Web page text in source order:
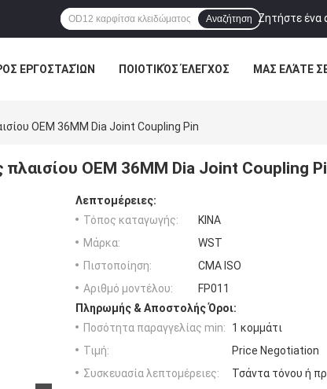
Ζητήστε ένα
Αναζήτηση
ΕΡΓΟΣΤΑΣΊΩΝ ΠΟΙΟΤΙΚΌΣ ΈΛΕΓΧΟΣ ΜΑΣ ΕΛΆΤΕ
OEM 36MM Dia Joint Coupling Pin
OEM 36MM Dia Joint Coupling
Λεπτομέρειες:
Τόπος καταγωγής:
ΚΙΝΑ
Μάρκα:
WST
Πιστοποίηση:
CMA ISO
Αριθμό μοντέλου:
FP011
Πληρωμής & Αποστολής Όροι:
Ποσότητα παραγγελίας min:
1 κομμάτι
Τιμή:
Price Negotiation
Συσκευασία λεπτομέρειες:
Τσάντα τόνου ή